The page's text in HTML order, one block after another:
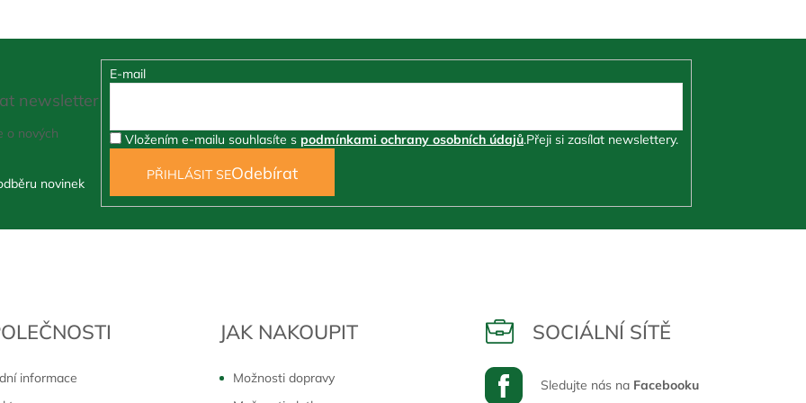
informace
JAK NAKOUPIT
Možnosti dopravy
SOCIÁLNÍ SÍTĚ
Sledujte nás na Facebooku
newsletter
o nových
E-mail
Vložením e-mailu souhlasíte s podmínkami ochrany osobních údajů.Přeji si zasílat newslettery.
PŘIHLÁSIT SE